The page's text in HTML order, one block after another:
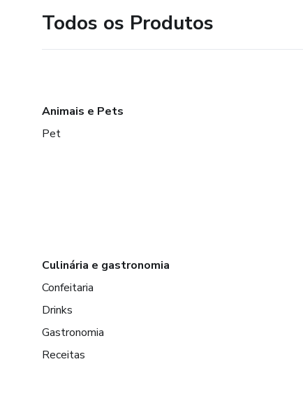
Todos os Produtos
Animais e Pets
Pet
Culinária e gastronomia
Confeitaria
Drinks
Gastronomia
Receitas